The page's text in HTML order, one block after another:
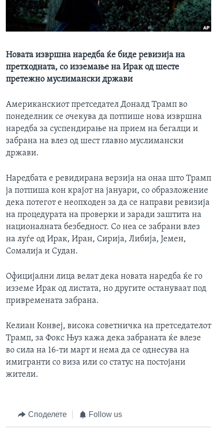
ИНТЕРВЈУА
Јазици
Новата извршна наредба ќе биде ревизија на
претходната, со изземање на Ирак од шесте
претежно муслимански држави
Американскиот претседател Доналд Трамп во
понеделник се очекува да потпише нова извршна
наредба за суспендирање на прием на бегалци и
забрана на влез од шест главно муслимански
држави.
Наредбата е ревидирана верзија на онаа што Трамп
ја потпиша кон крајот на јануари, со образложение
дека потегот е неопходен за да се направи ревизија
на процедурата на проверки и заради заштита на
националната безбедност. Со неа се забрани влез
на луѓе од Ирак, Иран, Сирија, Либија, Јемен,
Сомалија и Судан.
Официјални лица велат дека новата наредба ќе го
изземе Ирак од листата, но другите остануваат под
привремената забрана.
Келиан Конвеј, висока советничка на претседателот
Трамп, за Фокс Њуз кажа дека забраната ќе влезе
во сила на 16-ти март и нема да се однесува на
имигранти со виза или со статус на постојани
жители.
Споделете Follow us